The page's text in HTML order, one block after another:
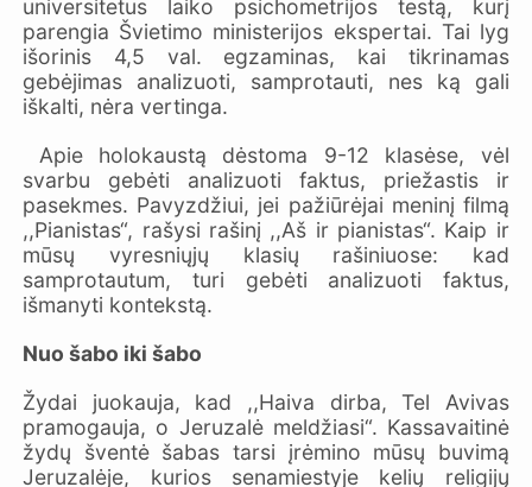
universitetus laiko psichometrijos testą, kurį
parengia Švietimo ministerijos ekspertai. Tai lyg
išorinis 4,5 val. egzaminas, kai tikrinamas
gebėjimas analizuoti, samprotauti, nes ką gali
iškalti, nėra vertinga.
Apie holokaustą dėstoma 9-12 klasėse, vėl
svarbu gebėti analizuoti faktus, priežastis ir
pasekmes. Pavyzdžiui, jei pažiūrėjai meninį filmą
,,Pianistas“, rašysi rašinį ,,Aš ir pianistas“. Kaip ir
mūsų vyresniųjų klasių rašiniuose: kad
samprotautum, turi gebėti analizuoti faktus,
išmanyti kontekstą.
Nuo šabo iki šabo
Žydai juokauja, kad ,,Haiva dirba, Tel Avivas
pramogauja, o Jeruzalė meldžiasi“. Kassavaitinė
žydų šventė šabas tarsi įrėmino mūsų buvimą
Jeruzalėje, kurios senamiestyje kelių religijų